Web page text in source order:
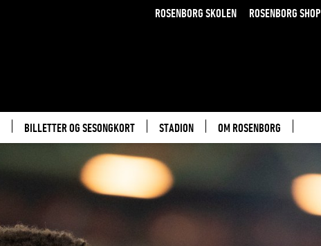
ROSENBORG SKOLEN ROSENBORG SHOP
BILLETTER OG SESONGKORT STADION OM ROSENBORG